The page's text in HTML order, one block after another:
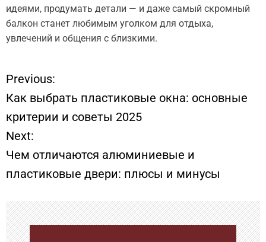
идеями, продумать детали — и даже самый скромный
балкон станет любимым уголком для отдыха,
увлечений и общения с близкими.
Н
а
в
и
г
а
Previous:
Как выбрать пластиковые окна: основные
критерии и советы 2025
Next:
Чем отличаются алюминиевые и
пластиковые двери: плюсы и минусы